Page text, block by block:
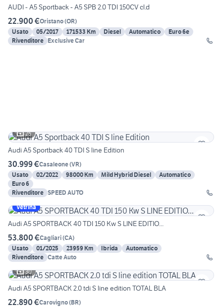
AUDI - A5 Sportback - A5 SPB 2.0 TDI 150CV cl.d
22.900 €Oristano(OR)
Usato
05/2017 171533 Km Diesel Automatico
Euro 6e
Rivenditore Exclusive Car
25
Audi A5 Sportback 40 TDI S line Edition
30.999 €Casaleone(VR)
Usato
02/2022 98000 Km Mild Hybrid Diesel
Automatico
Euro 6
Rivenditore SPEED AUTO
Vetrina
Audi A5 SPORTBACK 40 TDI 150 Kw S LINE EDITIO...
53.800 €Cagliari(CA)
Usato
01/2025 23959 Km Ibrida
Automatico
Rivenditore Catte Auto
30
Audi A5 SPORTBACK 2.0 tdi S line edition TOTAL BLA
22.890 €Carovigno(BR)